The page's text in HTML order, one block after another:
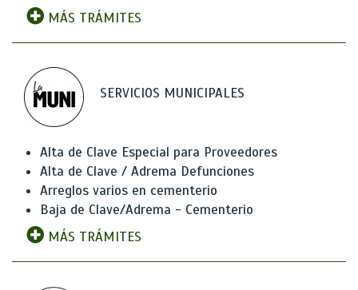
MÁS TRÁMITES
SERVICIOS MUNICIPALES
Alta de Clave Especial para Proveedores
Alta de Clave / Adrema Defunciones
Arreglos varios en cementerio
Baja de Clave/Adrema - Cementerio
MÁS TRÁMITES